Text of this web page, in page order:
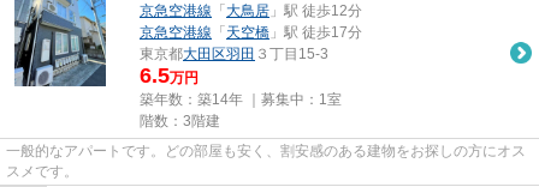
京急空港線 「 大鳥居 」駅 徒歩12分
京急空港線 「 天空橋 」駅 徒歩17分
東京都大田区羽田 ３丁目15-3
6.5万円
築年数：築14年 ｜募集中： 1室
階数：3階建
一般的なアパートです。どの部屋も安く、割安感のある建物をお探しの方にオス
スメです。